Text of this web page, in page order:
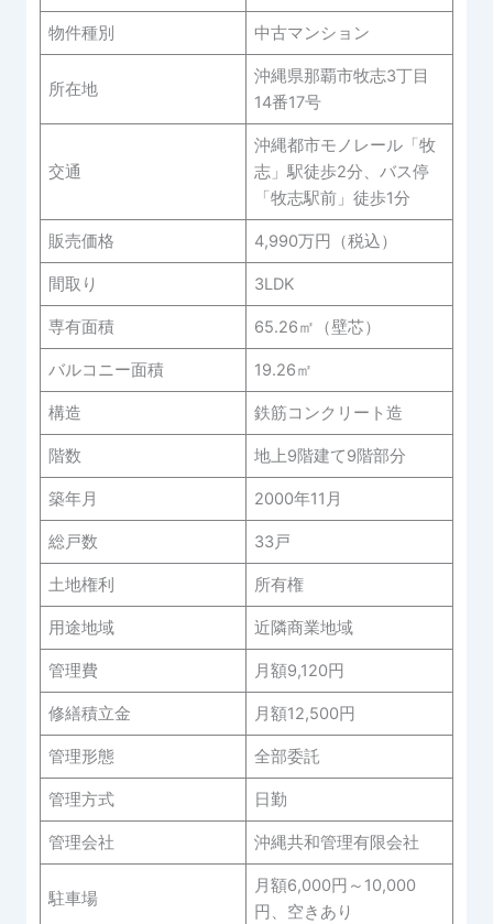
物件種別 中古マンション
所在地
沖縄県那覇市牧志3丁目
14番17号
交通
沖縄都市モノレール「牧
志」駅徒歩2分、バス停
「牧志駅前」徒歩1分
販売価格 4,990万円（税込）
間取り 3LDK
専有面積 65.26㎡（壁芯）
バルコニー面積 19.26㎡
構造 鉄筋コンクリート造
階数 地上9階建て9階部分
築年月 2000年11月
総戸数 33戸
土地権利 所有権
用途地域 近隣商業地域
管理費 月額9,120円
修繕積立金 月額12,500円
管理形態 全部委託
管理方式 日勤
管理会社 沖縄共和管理有限会社
駐車場
月額6,000円～10,000
円、空きあり